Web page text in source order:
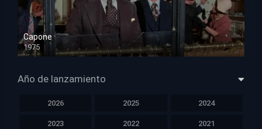
Capone
1975
HD 1080p
Año de lanzamiento
2026 2025 2024
2023 2022 2021